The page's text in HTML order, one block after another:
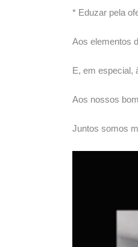
* Eduzar pela
Aos elementos
E, em especial,
Aos nossos
Juntos somos